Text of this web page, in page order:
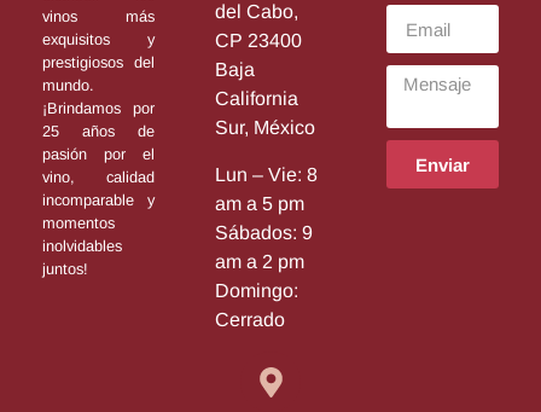
vinos más
exquisitos y
prestigiosos del
mundo.
¡Brindamos por
25 años de
pasión por el
vino, calidad
incomparable y
momentos
inolvidables
juntos!
del Cabo,
CP 23400
Baja
California
Sur, México
Lun – Vie: 8
am a 5 pm
Sábados: 9
am a 2 pm
Domingo:
Cerrado
Enviar